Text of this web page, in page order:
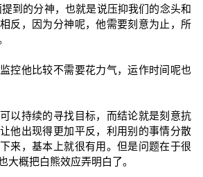
到的分神，也就是说压抑我们的念头和
反，因为分神呢，他需要刻意为止，所
控他比较不需要花力气，运作时间呢也
以持续的寻找目标，而结论就是刻意抗
他出现得更加平反，利用别的事情分散
来，基本上就很有用。但是问题在于很
大概把白熊效应弄明白了。